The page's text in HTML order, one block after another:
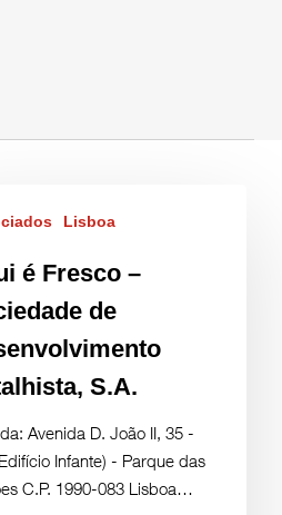
Lisboa
é Fresco –
de
S.A.
Avenida D. João II, 35 -
Infante) - Parque das
C.P. 1990-083 Lisboa…